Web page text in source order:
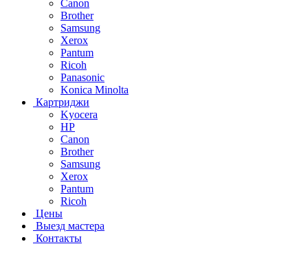
Canon
Brother
Samsung
Xerox
Pantum
Ricoh
Panasonic
Konica Minolta
Картриджи
Kyocera
HP
Canon
Brother
Samsung
Xerox
Pantum
Ricoh
Цены
Выезд мастера
Контакты